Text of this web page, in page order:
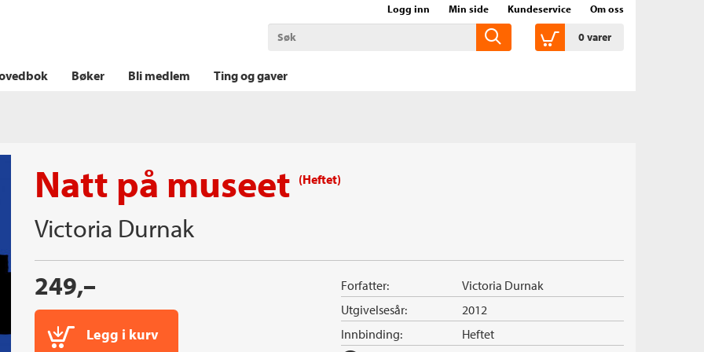
Logg inn Min side Kundeservice Om oss
0varer
Bøker Bli medlem Ting og gaver
Natt på museet (Heftet)
Victoria Durnak
249,–
Legg i kurv
Forfatter: Victoria Durnak
Innbinding: Heftet
Utgivelsesår: 2012